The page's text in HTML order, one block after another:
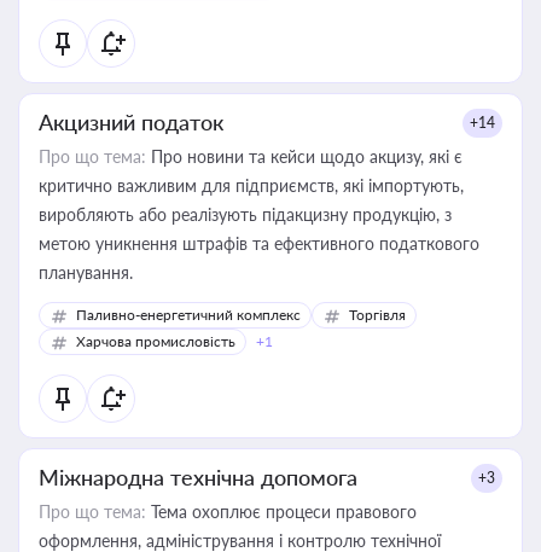
Акцизний податок +14
Про що тема: Про новини та кейси щодо акцизу, які є
критично важливим для підприємств, які імпортують,
виробляють або реалізують підакцизну продукцію, з
метою уникнення штрафів та ефективного податкового
планування.
Паливно-енергетичний комплекс
Торгівля
Харчова промисловість
+1
Міжнародна технічна допомога +3
Про що тема: Тема охоплює процеси правового
оформлення, адміністрування і контролю технічної